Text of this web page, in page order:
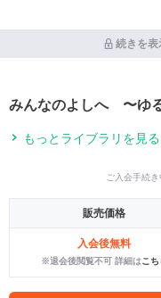
続きを表
みんなのよしへ 〜ゆ
もっとライブラリを見る
ご入会手続
販売価格
入会後無料
※退会後閲覧不可 詳細はこち